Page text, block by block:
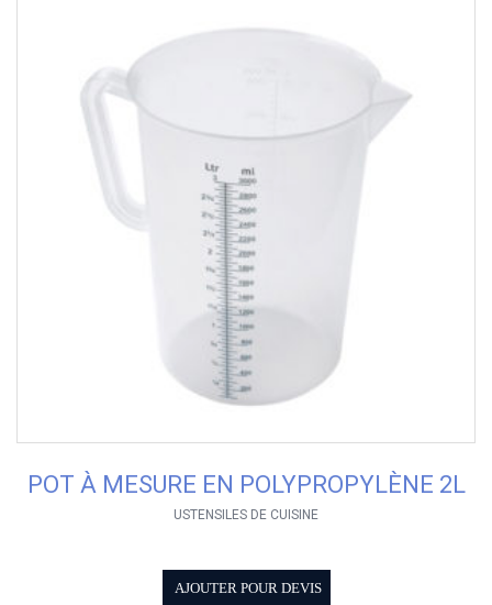
POT À MESURE EN POLYPROPYLÈNE 2L
USTENSILES DE CUISINE
AJOUTER POUR DEVIS